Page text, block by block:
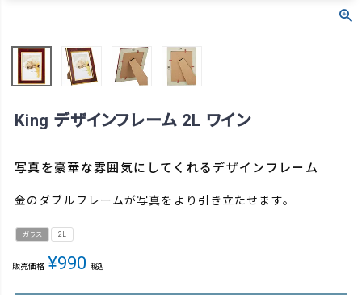
King デザインフレーム 2L ワイン
写真を豪華な雰囲気にしてくれるデザインフレーム
金のダブルフレームが写真をより引き立たせます。
ガラス 2L
販売価格 ¥990 税込